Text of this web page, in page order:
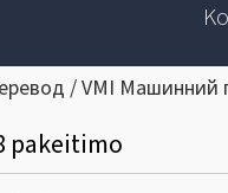
/ VMI Машинний
pakeitimo